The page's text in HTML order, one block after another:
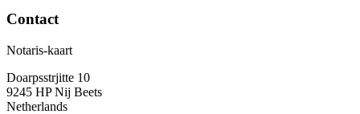
Contact
Notaris-kaart
Doarpsstrjitte 10
9245 HP Nij Beets
Netherlands